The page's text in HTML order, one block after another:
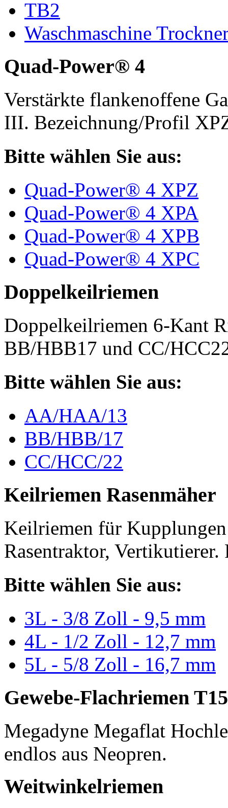
TB2
Waschmaschine
Quad-Power® 4
Verstärkte flankenoffene
III. Bezeichnung/Profil
Bitte wählen Sie aus:
Quad-Power® 4 XPZ
Quad-Power® 4 XPA
Quad-Power® 4 XPB
Quad-Power® 4 XPC
Doppelkeilriemen
Doppelkeilriemen 6-Kant
BB/HBB17 und CC/
Bitte wählen Sie aus:
AA/HAA/13
BB/HBB/17
CC/HCC/22
Keilriemen Rasenmäher
Keilriemen für Kupplungen
Rasentraktor,
Bitte wählen Sie aus:
3L - 3/8 Zoll - 9,5 mm
4L - 1/2 Zoll - 12,7 mm
5L - 5/8 Zoll - 16,7 mm
Gewebe-Flachriemen
Megadyne Megaflat
endlos aus Neopren.
Weitwinkelriemen